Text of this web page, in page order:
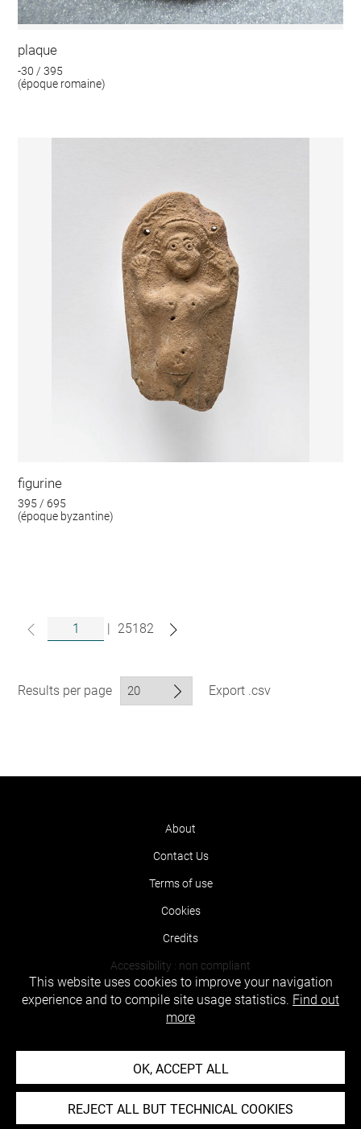
plaque
-30 / 395
(époque romaine)
figurine
395 / 695
(époque byzantine)
| 25182
Results per page Export .csv
About
Contact Us
Terms of use
Cookies
Credits
Accessibility : non compliant
This website uses cookies to improve your navigation
experience and to compile site usage statistics. Find out
more
OK, ACCEPT ALL
REJECT ALL BUT TECHNICAL COOKIES